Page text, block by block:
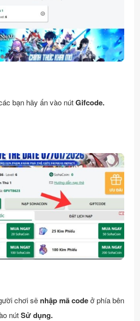
bạn hãy ấn vào nútGifcode.
chơi sẽ nhập mã codeở phía bên
nútSử dụng.